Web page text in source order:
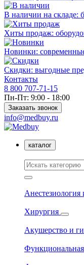
В наличии на складе:
Хиты продаж:
Новинки:
Скидки: выгодные
Контакты
8 800 707-71-15
Пн-Пт: 9:00 - 18:00
Заказать звонок
info@medbuy.ru
каталог
Хирургия
Акушерство и